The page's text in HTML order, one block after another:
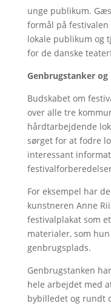
unge publikum.
formål på
lokale publikum og
for de danske
Genbrugstanker
Budskabet om
over alle tre
hårdtarbejdende
sørget for at fodre
interessant
For eksempel har
kunstneren Anne
festivalplakat som
materialer, som
genbrugsplads.
Genbrugstanken
hele arbejdet med
bybilledet og rundt